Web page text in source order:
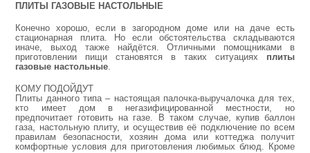
ПЛИТЫ ГАЗОВЫЕ НАСТОЛЬНЫЕ
Конечно хорошо, если в загородном доме или на даче есть
стационарная плита. Но если обстоятельства складываются
иначе, выход также найдётся. Отличными помощниками в
приготовлении пищи становятся в таких ситуациях плиты
газовые настольные.
КОМУ ПОДОЙДУТ
Плиты данного типа – настоящая палочка-выручалочка для тех,
кто имеет дом в негазифицированной местности, но
предпочитает готовить на газе. В таком случае, купив баллон
газа, настольную плиту, и осуществив её подключение по всем
правилам безопасности, хозяин дома или коттеджа получит
комфортные условия для приготовления любимых блюд. Кроме